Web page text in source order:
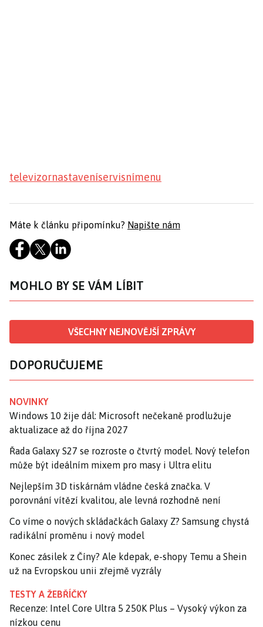
televizornastaveníservisnímenu
Máte k článku připomínku? Napište nám
MOHLO BY SE VÁM LÍBIT
VŠECHNY NEJNOVĚJŠÍ ZPRÁVY
DOPORUČUJEME
NOVINKY
Windows 10 žije dál: Microsoft nečekaně prodlužuje
aktualizace až do října 2027
Řada Galaxy S27 se rozroste o čtvrtý model. Nový telefon
může být ideálním mixem pro masy i Ultra elitu
Nejlepším 3D tiskárnám vládne česká značka. V
porovnání vítězí kvalitou, ale levná rozhodně není
Co víme o nových skládačkách Galaxy Z? Samsung chystá
radikální proměnu i nový model
Konec zásilek z Číny? Ale kdepak, e-shopy Temu a Shein
už na Evropskou unii zřejmě vyzrály
TESTY A ŽEBŘÍČKY
Recenze: Intel Core Ultra 5 250K Plus – Vysoký výkon za
nízkou cenu